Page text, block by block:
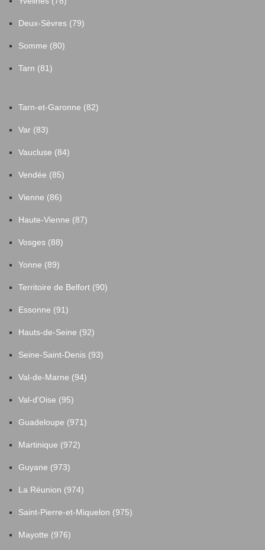
Deux-Sèvres (79)
Somme (80)
Tarn (81)
Tarn-et-Garonne (82)
Var (83)
Vaucluse (84)
Vendée (85)
Vienne (86)
Haute-Vienne (87)
Vosges (88)
Yonne (89)
Territoire de Belfort (90)
Essonne (91)
Hauts-de-Seine (92)
Seine-Saint-Denis (93)
Val-de-Marne (94)
Val-d'Oise (95)
Guadeloupe (971)
Martinique (972)
Guyane (973)
La Réunion (974)
Saint-Pierre-et-Miquelon (975)
Mayotte (976)